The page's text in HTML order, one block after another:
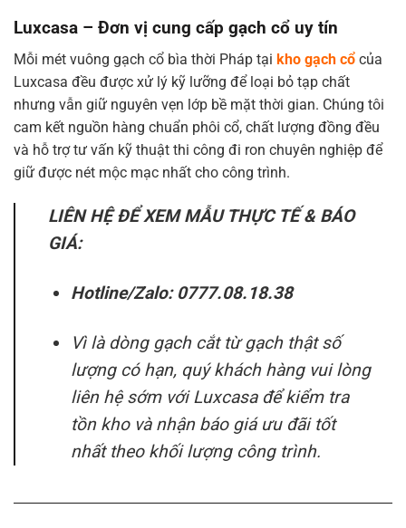
Luxcasa – Đơn vị cung cấp gạch cổ uy tín
Mỗi mét vuông gạch cổ bìa thời Pháp tại kho gạch cổ của
Luxcasa đều được xử lý kỹ lưỡng để loại bỏ tạp chất
nhưng vẫn giữ nguyên vẹn lớp bề mặt thời gian. Chúng tôi
cam kết nguồn hàng chuẩn phôi cổ, chất lượng đồng đều
và hỗ trợ tư vấn kỹ thuật thi công đi ron chuyên nghiệp để
giữ được nét mộc mạc nhất cho công trình.
LIÊN HỆ ĐỂ XEM MẪU THỰC TẾ & BÁO
GIÁ:
Hotline/Zalo: 0777.08.18.38
Vì là dòng gạch cắt từ gạch thật số
lượng có hạn, quý khách hàng vui lòng
liên hệ sớm với Luxcasa để kiểm tra
tồn kho và nhận báo giá ưu đãi tốt
nhất theo khối lượng công trình.